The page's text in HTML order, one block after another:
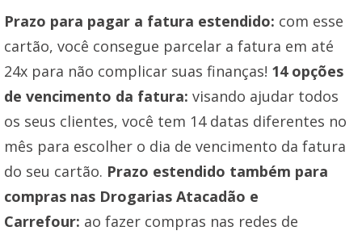
Prazo para pagar a fatura estendido: com esse
cartão, você consegue parcelar a fatura em até
24x para não complicar suas finanças! 14 opções
de vencimento da fatura: visando ajudar todos
os seus clientes, você tem 14 datas diferentes no
mês para escolher o dia de vencimento da fatura
do seu cartão. Prazo estendido também para
compras nas Drogarias Atacadão e
Carrefour: ao fazer compras nas redes de